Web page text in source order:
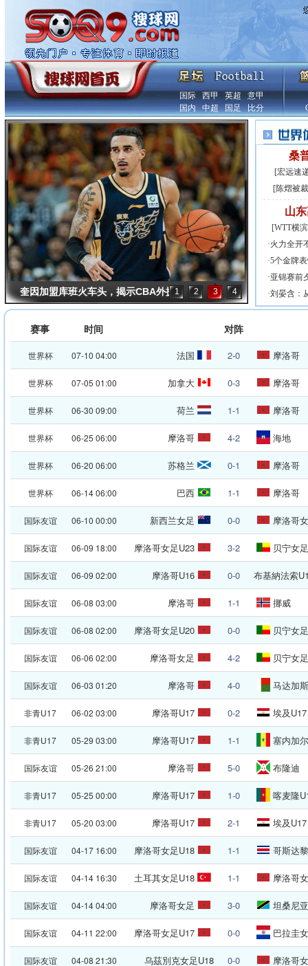
国际 西甲 英超
意甲
国内
中超 国足 比分
奎因加盟库班火车头，揭示CBA外援
新趋
1 2 3 4
桑
[宏远速
[陈熠被
山
[WTT横
·火力全开
·5个金牌
·亚锦赛前
·刘晏含：
赛事 时间 对阵
世界杯 07-10 04:00 法国 2-0 摩洛哥
世界杯 07-05 01:00 加拿大 0-3 摩洛哥
世界杯 06-30 09:00 荷兰 1-1 摩洛哥
世界杯 06-25 06:00 摩洛哥 4-2 海地
世界杯 06-20 06:00 苏格兰 0-1 摩洛哥
世界杯 06-14 06:00 巴西 1-1 摩洛哥
国际友谊 06-10 00:00 新西兰女足 0-0 摩洛哥
国际友谊 06-09 18:00 摩洛哥女足U23 3-2 贝宁女足
国际友谊 06-09 02:00 摩洛哥U16 0-0 布基納法索
国际友谊 06-08 03:00 摩洛哥 1-1 挪威
国际友谊 06-08 02:00 摩洛哥女足U20 0-0 贝宁女
国际友谊 06-06 02:00 摩洛哥女足 4-2 贝宁女足
国际友谊 06-03 01:20 摩洛哥 4-0 马达加
非青U17 06-02 03:00 摩洛哥U17 0-2 埃及U17
非青U17 05-29 03:00 摩洛哥U17 1-1 塞内加
国际友谊 05-26 21:00 摩洛哥 5-0 布隆迪
非青U17 05-25 00:00 摩洛哥U17 1-0 喀麦隆
非青U17 05-20 03:00 摩洛哥U17 2-1 埃及U17
国际友谊 04-17 16:00 摩洛哥女足U18 1-1 哥斯达
国际友谊 04-14 16:30 土耳其女足U18 1-1 摩洛哥
国际友谊 04-14 04:00 摩洛哥女足 3-0 坦桑尼
国际友谊 04-11 22:00 摩洛哥女足U17 0-0 巴拉圭
国际友谊 04-08 21:30 乌茲別克女足U18 0-0 摩洛哥